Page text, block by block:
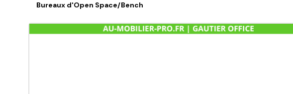
Bureaux d'Open Space/Bench